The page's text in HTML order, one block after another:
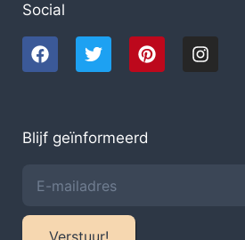
Social
Blijf geïnformeerd
Verstuur!